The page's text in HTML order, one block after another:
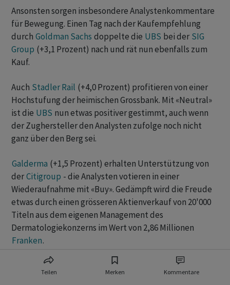
Teilen Merken Kommentare
Ansonsten sorgen insbesondere Analystenkommentare
für Bewegung. Einen Tag nach der Kaufempfehlung
durch Goldman Sachs doppelte die UBS bei der SIG
Group (+3,1 Prozent) nach und rät nun ebenfalls zum
Kauf.
Auch Stadler Rail (+4,0 Prozent) profitieren von einer
Hochstufung der heimischen Grossbank. Mit «Neutral»
ist die UBS nun etwas positiver gestimmt, auch wenn
der Zughersteller den Analysten zufolge noch nicht
ganz über den Berg sei.
Galderma (+1,5 Prozent) erhalten Unterstützung von
derCitigroup - die Analysten votieren in einer
Wiederaufnahme mit «Buy». Gedämpft wird die Freude
etwas durch einen grösseren Aktienverkauf von 20'000
Titeln aus dem eigenen Management des
Dermatologiekonzerns im Wert von 2,86 Millionen
Franken.